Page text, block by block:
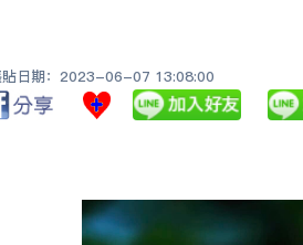
貼日期：2023-06-07 13:08:00